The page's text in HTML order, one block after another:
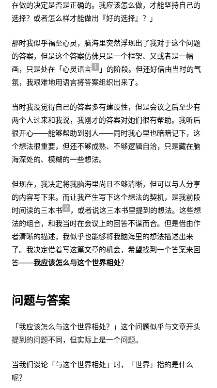
在做的决定是否是正确的。我应该怎么做，才能坚持自己的
选择？或者怎么样才能做出『好的选择』？」
那时我似乎福至心灵，脑海里突然浮现出了我对于这个问题
的答案，但是这个答案仿佛只是一个框架、又或者是一幅
画，只是处在「心灵语言 1
」的阶段。但还好借由当时的气
氛，我艰难地用语言将答案组织出来了。
当时我没觉得自己的答案多有建设性，但是会议之后至少有
两个人过来和我说，我刚才的答案对她们很有帮助。我听后
很开心——能够帮助到别人——同时我心里也暗暗记下，这
个想法很重要，但还不够成熟、不够逻辑自洽，只是藏在脑
海深处的、模糊的一些想法。
但现在，我决定将我脑海里尚且不够清晰，但可以与人分享
的内容写下来。而让我产生写下这个想法的契机，是我前段
时间读的三本书 2 ，或者说这三本书里提到的想法。这些想
法的组合，和我当时在会议上的回答不谋而合。但是借由作
者清晰的描述，我似乎也能够将我脑海里的想法描述出来
了。我决定借着写这篇文章的机会，希望找到一个答案来回
答——我应该怎么与这个世界相处？
问题与答案
「我应该怎么与这个世界相处？」这个问题似乎与文章开头
提到的问题不同，但实际上是一个问题。
当我们谈论「与这个世界相处」时，「世界」指的是什么
呢？